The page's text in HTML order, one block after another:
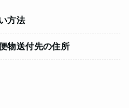
方法
物送付先の住所